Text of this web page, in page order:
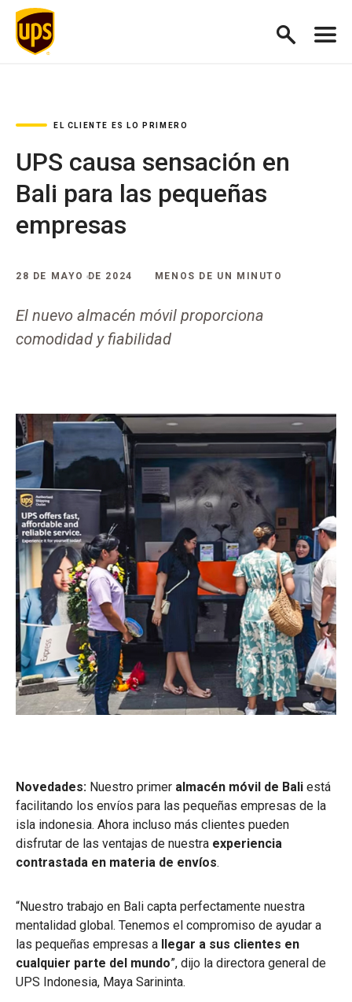
EL CLIENTE ES LO PRIMERO
UPS causa sensación en
Bali para las pequeñas
empresas
28 DE MAYO DE 2024 MENOS DE UN MINUTO
El nuevo almacén móvil proporciona
comodidad y fiabilidad
Novedades: Nuestro primer almacén móvil de Bali está
facilitando los envíos para las pequeñas empresas de la
isla indonesia. Ahora incluso más clientes pueden
disfrutar de las ventajas de nuestra experiencia
contrastada en materia de envíos.
“Nuestro trabajo en Bali capta perfectamente nuestra
mentalidad global. Tenemos el compromiso de ayudar a
las pequeñas empresas a llegar a sus clientes en
cualquier parte del mundo”, dijo la directora general de
UPS Indonesia, Maya Sarininta.